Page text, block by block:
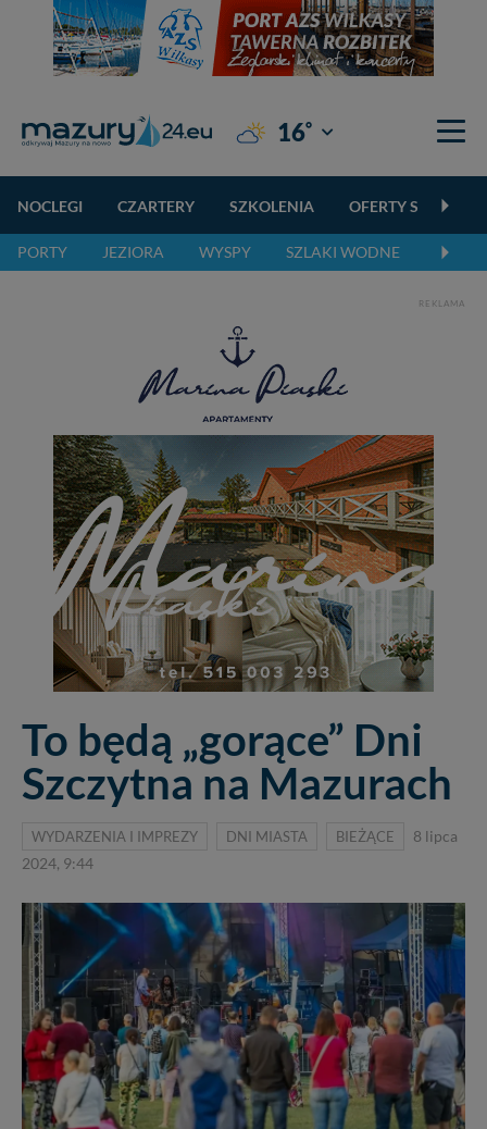
16° Giżycko
NOCLEGI CZARTERY SZKOLENIA OFERTY
PORTY JEZIORA WYSPY SZLAKI WODNE
REKLAMA
To będą „gorące” Dni
Szczytna na Mazurach
WYDARZENIA I IMPREZY DNI MIASTA BIEŻĄCE
8 lipca
2024, 9:44